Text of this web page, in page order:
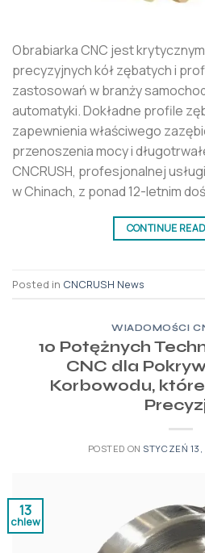
Obrabiarka CNC jest
precyzyjnych kół zębatych i
zastosowań w branży
automatyki. Dokładne profile
zapewnienia właściwego
przenoszenia mocy i
CNCRUSH, profesjonalnej
w Chinach, z ponad 12-letnim
CONTINUE
Posted in CNCRUSH News
WIADOMOŚCI
10 Potężnych
CNC dla
Korbowodu,
POSTED ON STYCZEŃ
13
chlew